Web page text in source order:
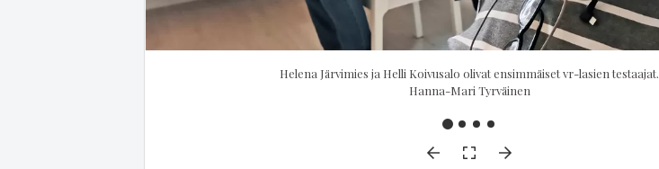
Helena Järvimies ja Helli Koivusalo olivat ensimmäiset vr-lasien testaajat.
Hanna-Mari Tyrväinen